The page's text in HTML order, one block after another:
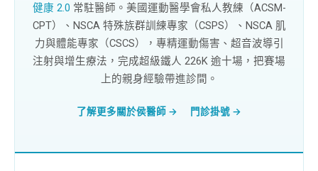
健康 2.0 常駐醫師。美國運動醫學會私人教練（ACSM-
CPT）、NSCA 特殊族群訓練專家（CSPS）、NSCA 肌
力與體能專家（CSCS），專精運動傷害、超音波導引
注射與增生療法，完成超級鐵人 226K 逾十場，把賽場
上的親身經驗帶進診間。
了解更多關於侯醫師 → 門診掛號 →